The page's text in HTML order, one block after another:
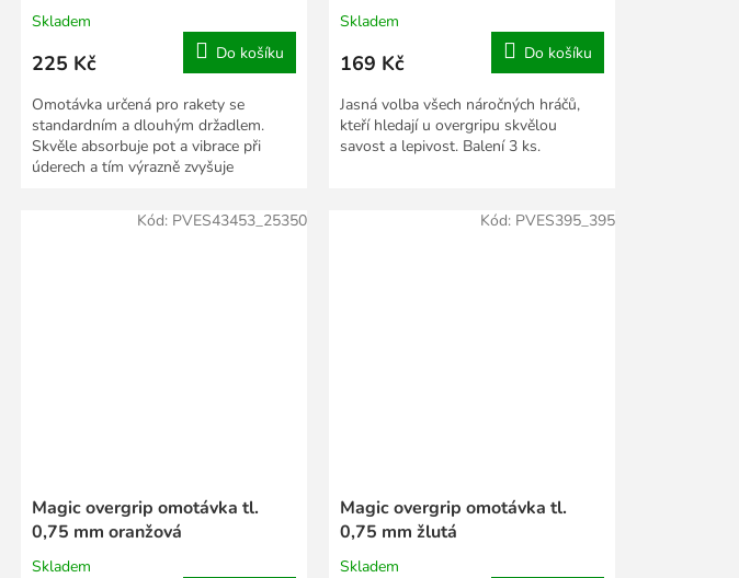
Skladem
225 Kč Do košíku
Omotávka určená pro rakety se
standardním a dlouhým držadlem.
Skvěle absorbuje pot a vibrace při
úderech a tím výrazně zvyšuje
Skladem
169 Kč Do košíku
Jasná volba všech náročných hráčů,
kteří hledají u overgripu skvělou
savost a lepivost. Balení 3 ks.
Magic overgrip omotávka tl.
0,75 mm oranžová
Skladem
Kód: PVES43453_25350
Magic overgrip omotávka tl.
0,75 mm žlutá
Skladem
Kód: PVES395_395